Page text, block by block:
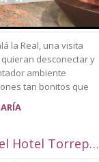
la Real, una visita
desconectar y
ambiente
tan bonitos que
Alcalá la Real
todos los públicos
pasarán ser un
Protocolo Covid-19 del Hotel Torrepalma***